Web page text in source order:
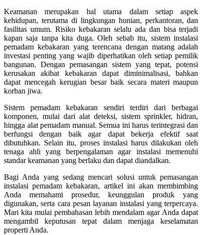
Keamanan merupakan hal utama dalam setiap aspek
kehidupan, terutama di lingkungan hunian, perkantoran, dan
fasilitas umum. Risiko kebakaran selalu ada dan bisa terjadi
kapan saja tanpa kita duga. Oleh sebab itu, sistem instalasi
pemadam kebakaran yang terencana dengan matang adalah
investasi penting yang wajib diperhatikan oleh setiap pemilik
bangunan. Dengan pemasangan sistem yang tepat, potensi
kerusakan akibat kebakaran dapat diminimalisasi, bahkan
dapat mencegah kerugian besar baik secara materi maupun
korban jiwa.
Sistem pemadam kebakaran sendiri terdiri dari berbagai
komponen, mulai dari alat deteksi, sistem sprinkler, hidran,
hingga alat pemadam manual. Semua ini harus terintegrasi dan
berfungsi dengan baik agar dapat bekerja efektif saat
dibutuhkan. Selain itu, proses instalasi harus dilakukan oleh
tenaga ahli yang berpengalaman agar instalasi memenuhi
standar keamanan yang berlaku dan dapat diandalkan.
Bagi Anda yang sedang mencari solusi untuk pemasangan
instalasi pemadam kebakaran, artikel ini akan membimbing
Anda memahami prosedur, keunggulan produk yang
digunakan, serta cara pesan layanan instalasi yang terpercaya.
Mari kita mulai pembahasan lebih mendalam agar Anda dapat
mengambil keputusan tepat dalam menjaga keselamatan
properti Anda.